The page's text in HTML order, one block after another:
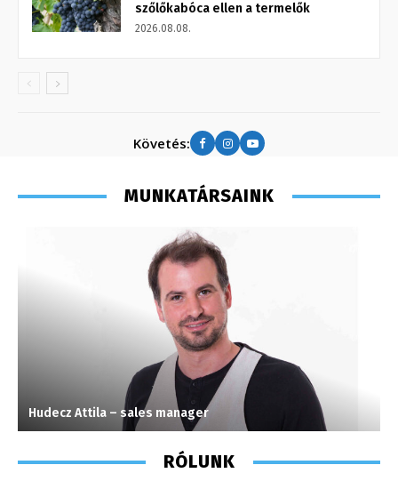
szőlőkabóca ellen a termelők
2026.08.08.
Követés:
MUNKATÁRSAINK
Hudecz Attila – sales manager
RÓLUNK